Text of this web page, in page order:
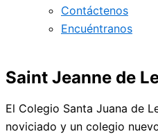
Contáctenos
Encuéntranos
Saint Jeanne de
El Colegio Santa Juana de
noviciado y un colegio